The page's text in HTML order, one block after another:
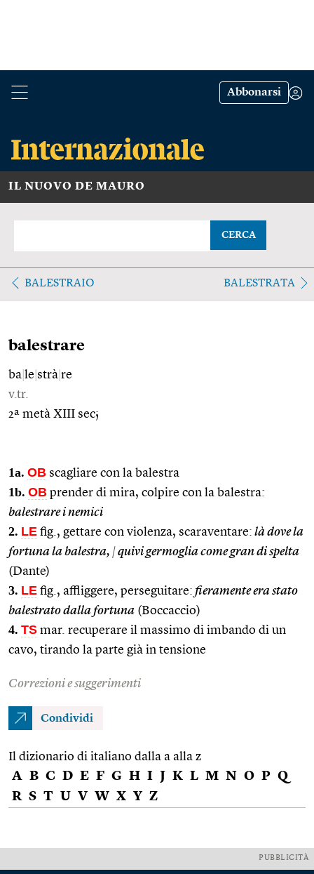
Abbonarsi
IL NUOVO DE MAURO
CERCA
BALESTRAIO BALESTRATA
balestrare
ba le strà re
v.tr.
2ª metà XIII sec;
1a. OB scagliare con la balestra
1b. OB prender di mira, colpire con la balestra:
balestrare i nemici
2. LE fig., gettare con violenza, scaraventare: là dove la
fortuna la balestra, |quivi germoglia come gran di spelta
(Dante)
3. LE fig., affliggere, perseguitare: fieramente era stato
balestrato dalla fortuna (Boccaccio)
4. TS mar. recuperare il massimo di imbando di un
cavo, tirando la parte già in tensione
Correzioni e suggerimenti
Condividi
Il dizionario di italiano dalla a alla z
A B C D E F G H I J K L M N O P Q
R S T U V W X Y Z
PUBBLICITÀ